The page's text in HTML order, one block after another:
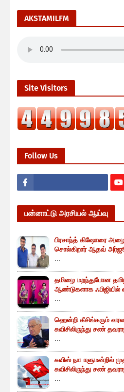
AKSTAMILFM
Site Visitors
Follow Us
பன்னாட்டு அரசியல் ஆய்வு
பிரசாந்த் கிஷோரை
சொல்கிறார் ஆதவ்
தமிழை மறந்துபோன
ஆண்டுகளாக ஃபிஜியில்
ஹென்றி கீசிங்கரும்
சுவிசிலிருந்து சண்
சுவிஸ் நாடாளுமன்றில்
சுவிசிலிருந்து சண்